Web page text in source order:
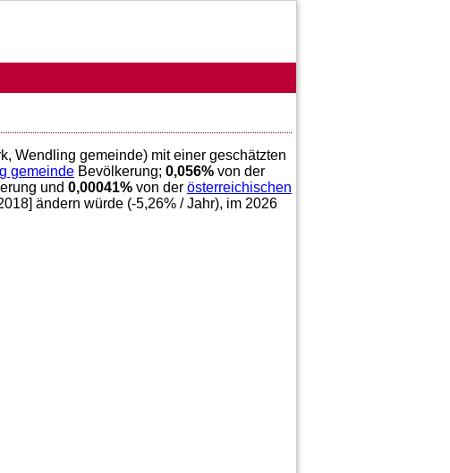
Wendling gemeinde) mit einer geschätzten
gemeinde Bevölkerung; 0,056% von der
und 0,00041% von der österreichischen
ändern würde (-5,26% / Jahr), im 2026